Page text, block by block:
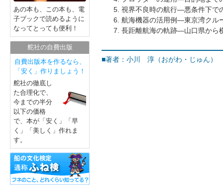
あの本も、この本も、電
子ブックで読めるように
なってとっても便利！
舵社の自費出版
自費出版本を作るなら、
「安く」作りましょう！
舵社の徹底し
た合理化で、
今までの半分
以下の価格
で、本が「安く」「早
く」「美しく」作れま
す。
視界不良時の航行―悪条件下で
航海機器の活用例―東京湾クル
長距離航海の軌跡―山口県から
■著者：小川 淳（おがわ・じゅん）